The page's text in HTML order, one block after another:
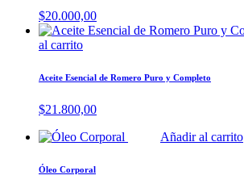
$20.000,00
al carrito
Aceite Esencial de Romero Puro y Completo
$21.800,00
Añadir al carrito
Óleo Corporal